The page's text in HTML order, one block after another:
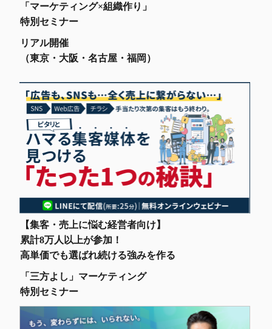
「マーケティング×組織作り」
特別セミナー
リアル開催
（東京・大阪・名古屋・福岡）
【集客・売上に悩む経営者向け】
累計8万人以上が参加！
高単価でも選ばれ続ける強みを作る
「三方よし」マーケティング
特別セミナー